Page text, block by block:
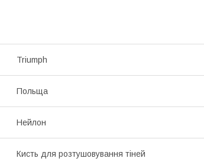
Triumph
Польща
Нейлон
Кисть для розтушовування тіней